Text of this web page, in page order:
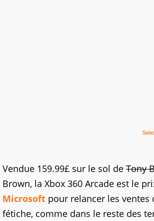
Vendue 159.99£ sur le sol de Tony
Brown, la Xbox 360 Arcade est le
Microsoft pour relancer les ventes
fétiche, comme dans le reste des